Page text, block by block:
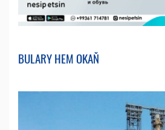
BULARY HEM OKAŇ